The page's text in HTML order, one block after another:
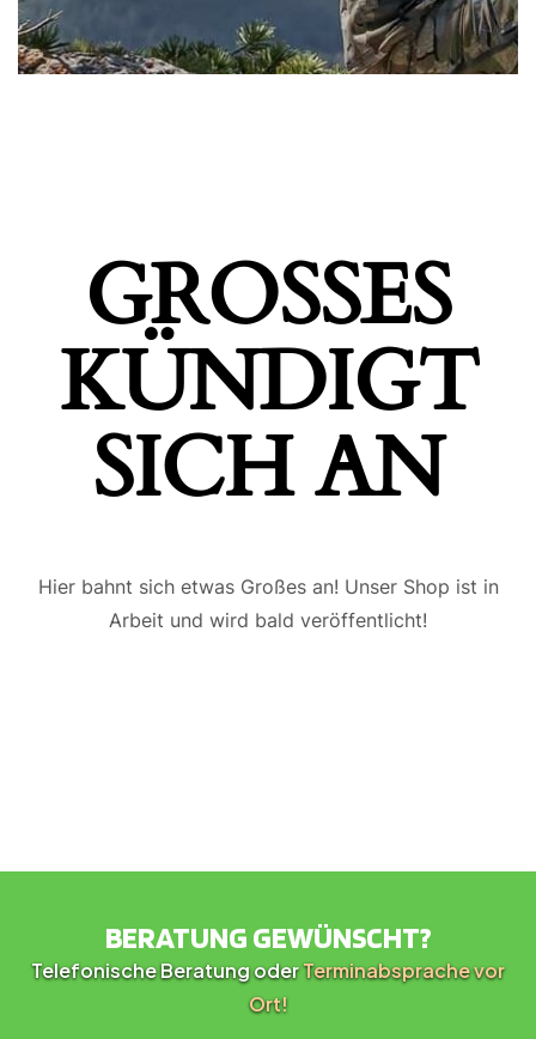
GROSSES K
ÜNDIGT S
ICH AN
Hier bahnt sich etwas Großes an! Unser Shop ist in
Arbeit und wird bald veröffentlicht!
BERATUNG GEWÜNSCHT?
Telefonische Beratung oderTerminabsprache vor
Ort!